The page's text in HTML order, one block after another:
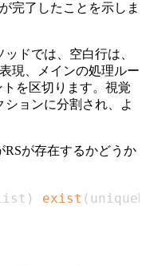
完了したことを示しま
ッドでは、空白行は、
現、メインの処理ルー
を区切ります。視覚
ョンに分割され、よ
RSが存在するかどうか
) exist (